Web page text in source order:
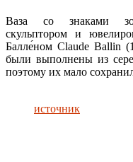
Ваза со знаками
скульптором и
Балле́ном Claude Ballin
были выполнены из
поэтому их мало
источник